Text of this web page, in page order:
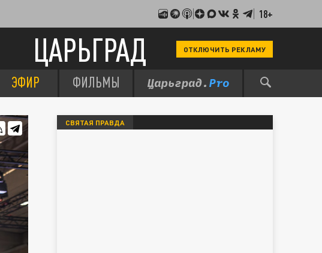
18+
ЦАРЬГРАД ОТКЛЮЧИТЬ РЕКЛАМУ
ЭФИР ФИЛЬМЫ
СВЯТАЯ ПРАВДА